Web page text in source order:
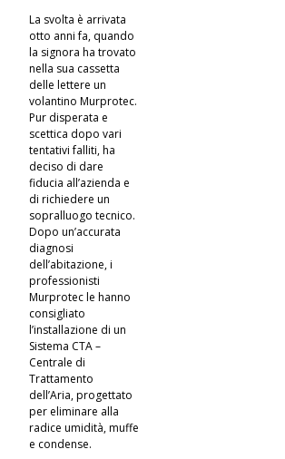
La svolta è arrivata
otto anni fa, quando
la signora ha trovato
nella sua cassetta
delle lettere un
volantino Murprotec.
Pur disperata e
scettica dopo vari
tentativi falliti, ha
deciso di dare
fiducia all’azienda e
di richiedere un
sopralluogo tecnico.
Dopo un’accurata
diagnosi
dell’abitazione, i
professionisti
Murprotec le hanno
consigliato
l’installazione di un
Sistema CTA –
Centrale di
Trattamento
dell’Aria, progettato
per eliminare alla
radice umidità, muffe
e condense.